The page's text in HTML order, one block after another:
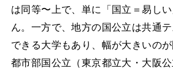
は同等〜上で、単に「国立＝易し
ん。一方で、地方の国公立は共通
できる大学もあり、幅が大きいのが
都市部国公立（東京都立大・大阪